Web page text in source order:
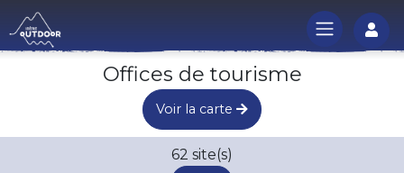
Offices de tourisme
Voir la carte
62 site(s)